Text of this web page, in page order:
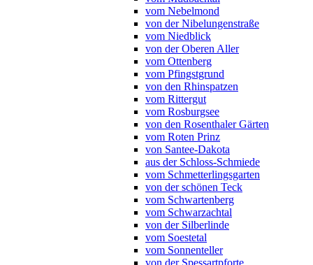
vom Nebelmond
von der Nibelungenstraße
vom Niedblick
von der Oberen Aller
vom Ottenberg
vom Pfingstgrund
von den Rhinspatzen
vom Rittergut
vom Rosburgsee
von den Rosenthaler Gärten
vom Roten Prinz
von Santee-Dakota
aus der Schloss-Schmiede
vom Schmetterlingsgarten
von der schönen Teck
vom Schwartenberg
vom Schwarzachtal
von der Silberlinde
vom Soestetal
vom Sonnenteller
von der Spessartpforte